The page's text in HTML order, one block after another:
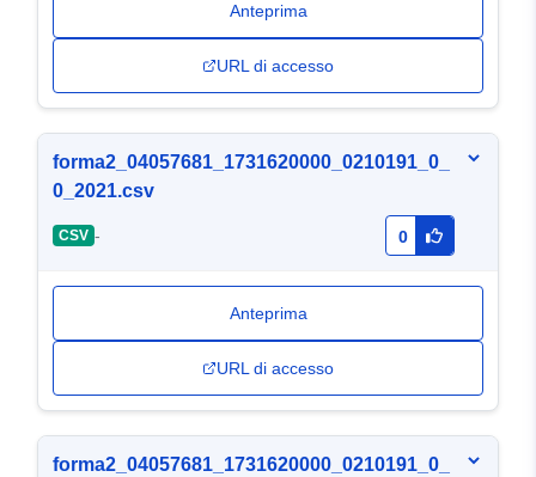
Anteprima
URL di accesso
forma2_04057681_1731620000_0210191_0_
0_2021.csv
CSV - 0
Anteprima
URL di accesso
forma2_04057681_1731620000_0210191_0_